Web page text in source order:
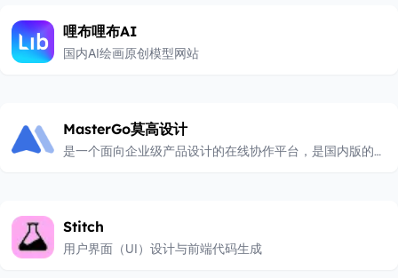
哩布哩布AI
国内AI绘画原创模型网站
MasterGo莫高设计
是一个面向企业级产品设计的在线协作平台，是国内版的
Stitch
用户界面（UI）设计与前端代码生成